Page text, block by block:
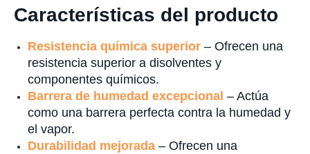
Características del producto
Resistencia química superior – Ofrecen una
resistencia superior a disolventes y
componentes químicos.
Barrera de humedad excepcional – Actúa
como una barrera perfecta contra la humedad y
el vapor.
Durabilidad mejorada – Ofrecen una